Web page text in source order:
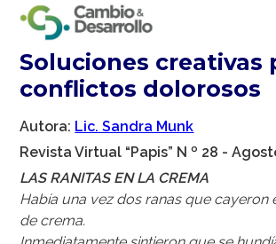
Soluciones creativas
conflictos dolorosos
Autora: Lic. Sandra Munk
Revista Virtual “Papis” N º 28 -
LAS RANITAS EN LA CREMA
Había una vez dos ranas que cayeron
de crema.